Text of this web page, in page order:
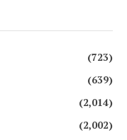
(723)
(639)
(2,014)
(2,002)